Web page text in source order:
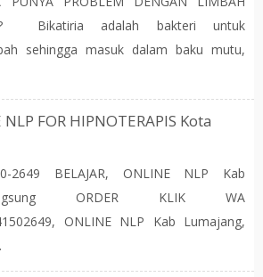
Bikatiria adalah bakteri untuk
sehingga masuk dalam baku mutu,
FOR HIPNOTERAPIS Kota
2649 BELAJAR, ONLINE NLP Kab
ORDER KLIK WA
ONLINE NLP Kab Lumajang,